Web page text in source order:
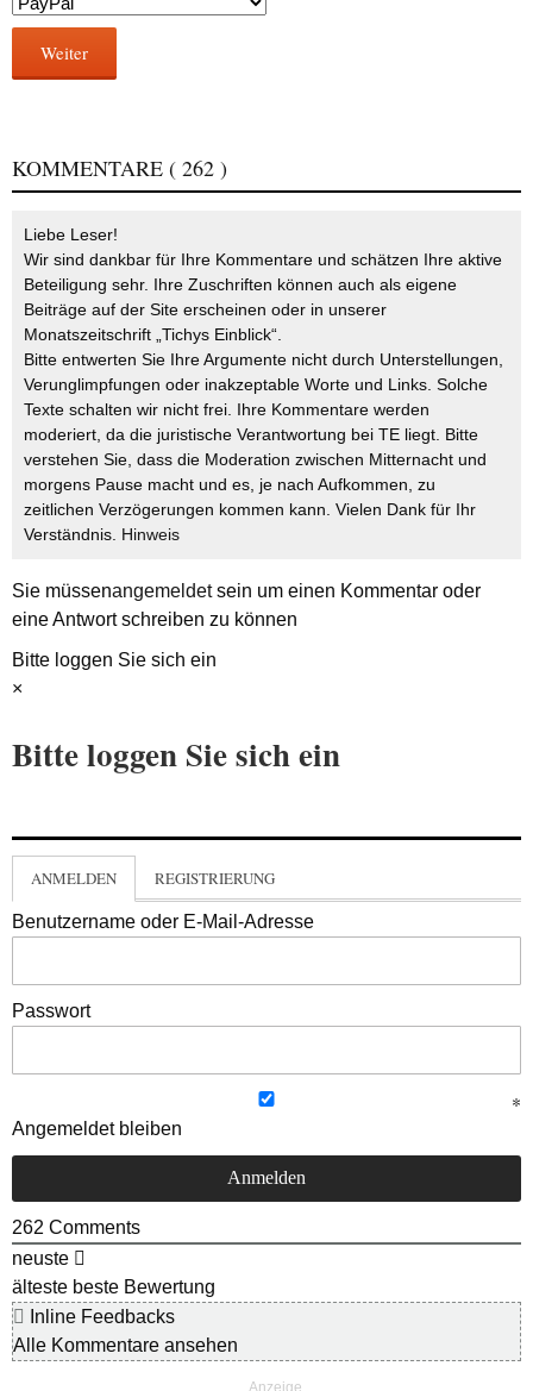
Weiter
KOMMENTARE ( 262 )
Liebe Leser!
Wir sind dankbar für Ihre Kommentare und schätzen Ihre aktive
Beteiligung sehr. Ihre Zuschriften können auch als eigene
Beiträge auf der Site erscheinen oder in unserer
Monatszeitschrift „Tichys Einblick“.
Bitte entwerten Sie Ihre Argumente nicht durch Unterstellungen,
Verunglimpfungen oder inakzeptable Worte und Links. Solche
Texte schalten wir nicht frei. Ihre Kommentare werden
moderiert, da die juristische Verantwortung bei TE liegt. Bitte
verstehen Sie, dass die Moderation zwischen Mitternacht und
morgens Pause macht und es, je nach Aufkommen, zu
zeitlichen Verzögerungen kommen kann. Vielen Dank für Ihr
Verständnis. Hinweis
Sie müssenangemeldetsein um einen Kommentar oder
eine Antwort schreiben zu können
Bitte loggen Sie sich ein
×
Bitte loggen Sie sich ein
ANMELDEN REGISTRIERUNG
Benutzername oder E-Mail-Adresse
Passwort
Angemeldet bleiben
262 Comments
neuste
älteste beste Bewertung
Inline Feedbacks
Alle Kommentare ansehen